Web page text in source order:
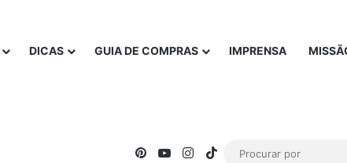
DICAS GUIA DE COMPRAS IMPRENSA
PinterestYouTubeInstagram
TikTok
Popular